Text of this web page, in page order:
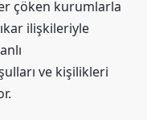
çöken kurumlarla
ilişkileriyle
ve kişilikleri